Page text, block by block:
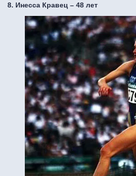
8. Инесса Кравец – 48 лет